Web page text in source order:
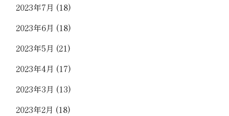
2023年7月 (18)
2023年6月 (18)
2023年5月 (21)
2023年4月 (17)
2023年3月 (13)
2023年2月 (18)